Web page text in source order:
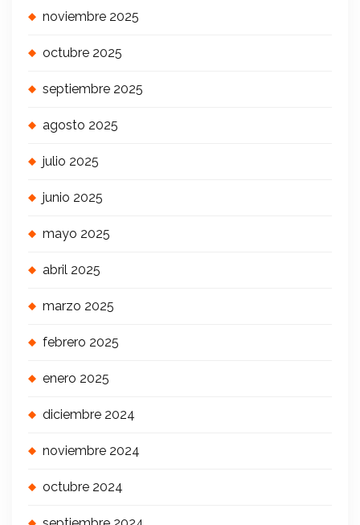
noviembre 2025
octubre 2025
septiembre 2025
agosto 2025
julio 2025
junio 2025
mayo 2025
abril 2025
marzo 2025
febrero 2025
enero 2025
diciembre 2024
noviembre 2024
octubre 2024